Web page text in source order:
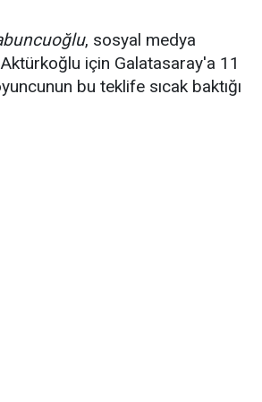
, sosyal medya
için Galatasaray'a 11
bu teklife sıcak baktığı